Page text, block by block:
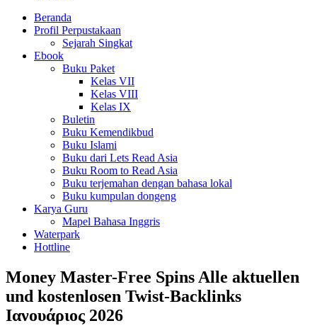
Beranda
Profil Perpustakaan
Sejarah Singkat
Ebook
Buku Paket
Kelas VII
Kelas VIII
Kelas IX
Buletin
Buku Kemendikbud
Buku Islami
Buku dari Lets Read Asia
Buku Room to Read Asia
Buku terjemahan dengan bahasa lokal
Buku kumpulan dongeng
Karya Guru
Mapel Bahasa Inggris
Waterpark
Hottline
Money Master-Free Spins Alle aktuellen
und kostenlosen Twist-Backlinks
Ιανουάριος 2026